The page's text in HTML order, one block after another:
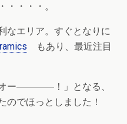
・・・・。
なエリア。すぐとなりに
もあり、最近注目
オー――――！」となる、
のでほっとしました！